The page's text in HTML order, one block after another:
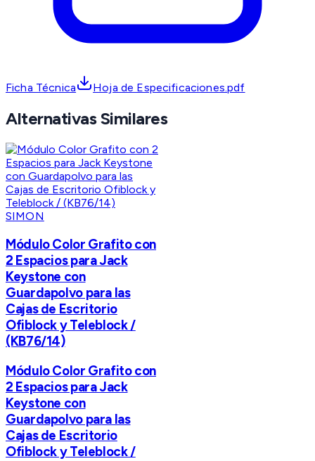
Ficha Técnica Hoja de Especificaciones.pdf
Alternativas Similares
SIMON
Módulo Color Grafito con
2 Espacios para Jack
Keystone con
Guardapolvo para las
Cajas de Escritorio
Ofiblock y Teleblock /
(KB76/14)
Módulo Color Grafito con
2 Espacios para Jack
Keystone con
Guardapolvo para las
Cajas de Escritorio
Ofiblock y Teleblock /